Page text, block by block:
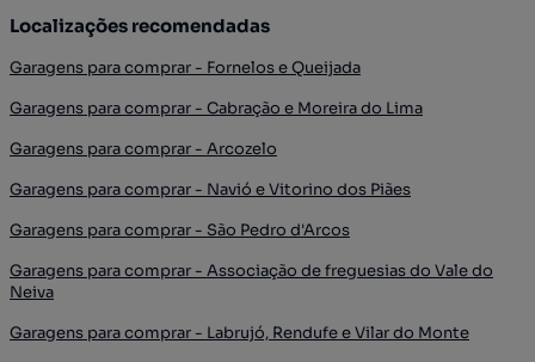
Localizações recomendadas
Garagens para comprar - Fornelos e Queijada
Garagens para comprar - Cabração e Moreira do Lima
Garagens para comprar - Arcozelo
Garagens para comprar - Navió e Vitorino dos Piães
Garagens para comprar - São Pedro d'Arcos
Garagens para comprar - Associação de freguesias do Vale do
Neiva
Garagens para comprar - Labrujó, Rendufe e Vilar do Monte